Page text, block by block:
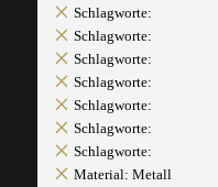
Schlagworte:
Schlagworte:
Schlagworte:
Schlagworte:
Schlagworte:
Schlagworte:
Schlagworte:
Material: Metall